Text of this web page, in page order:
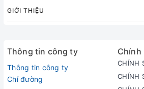
Hyaluronic Acid là hoạt chất dưỡng
Ngoài ra còn Coemzyn Q10 trong
premium Chống oxy hóa tạo năng
Vì vậy, Sử dụng collagen meịiji là
giữ nét đẹp trẻ trung và làm chậm
GIỚI THIỆU
Thông tin công ty
Thông tin công ty
Chỉ đường
Chính
CHÍNH
CHÍNH